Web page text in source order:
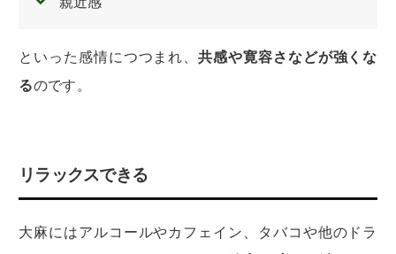
といった感情につつまれ、共感や寛容さなどが強くな
るのです。
リラックスできる
大麻にはアルコールやカフェイン、タバコや他のドラ